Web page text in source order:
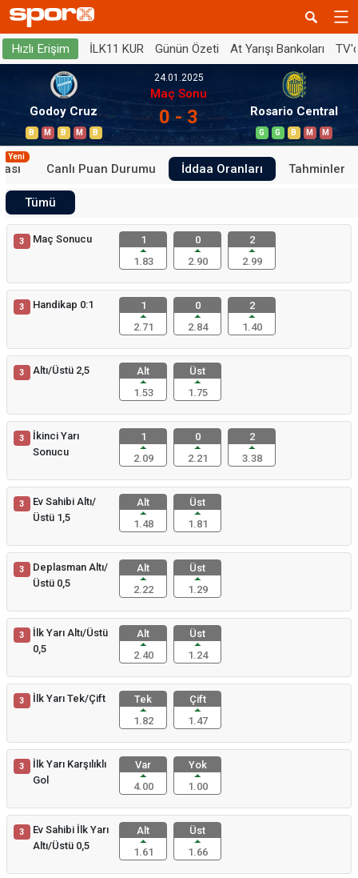
Hızlı Erişim İLK11 KUR Günün Özeti At Yarışı Bankoları
Godoy Cruz
B M B M B
24.01.2025
Maç Sonu
0 - 3 Rosario Central
G G B M M
Yeni
Canlı Puan Durumu İddaa Oranları Tahminler
Tümü
3 Maç Sonucu
1
1.83
0
2.90
2
2.99
3 Handikap 0:1
1
2.71
0
2.84
2
1.40
3 Altı/Üstü 2,5
Alt
1.53
Üst
1.75
3
İkinci Yarı
Sonucu
1
2.09
0
2.21
2
3.38
3
Ev Sahibi Altı/
Üstü 1,5
Alt
1.48
Üst
1.81
3
Deplasman Altı/
Üstü 0,5
Alt
2.22
Üst
1.29
3
İlk Yarı Altı/Üstü
0,5
Alt
2.40
Üst
1.24
3 İlk Yarı Tek/Çift
Tek
1.82
Çift
1.47
3
İlk Yarı Karşılıklı
Gol
Var
4.00
Yok
1.00
3
Ev Sahibi İlk Yarı
Altı/Üstü 0,5
Alt
1.61
Üst
1.66